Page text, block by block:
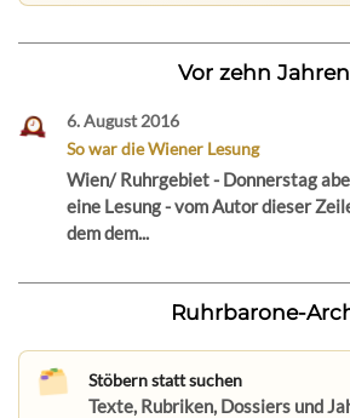
Vor zehn
6. August 2016
So war die Wiener Lesung
Wien/ Ruhrgebiet - Donnerstag
eine Lesung - vom Autor dieser
dem dem...
Ruhrbarone-
Stöbern statt suchen
Texte, Rubriken, Dossiers und